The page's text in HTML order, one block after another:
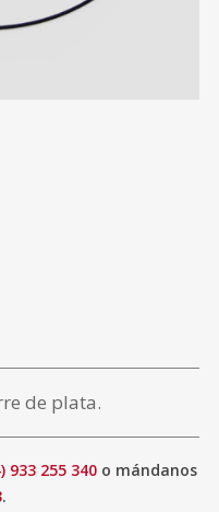
de plata.
933 255 340 o mándanos
.